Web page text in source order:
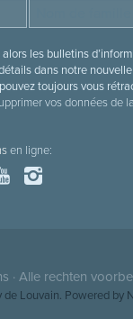
les bulletins
dans notre nouvelle
toujours vous
vos données de
en ligne:
· Alle rechten
de Louvain. Powered by